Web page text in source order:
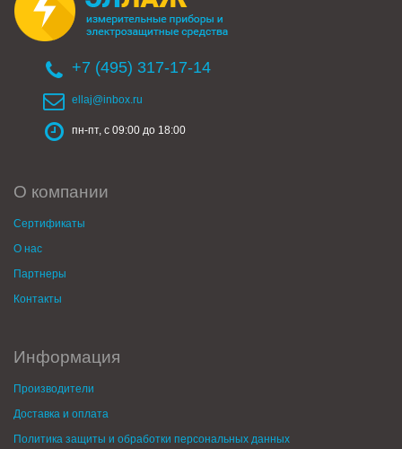
+7 (495) 317-17-14
ellaj@inbox.ru
пн-пт, с 09:00 до 18:00
О компании
Сертификаты
О нас
Партнеры
Контакты
Информация
Производители
Доставка и оплата
Политика защиты и обработки персональных данных